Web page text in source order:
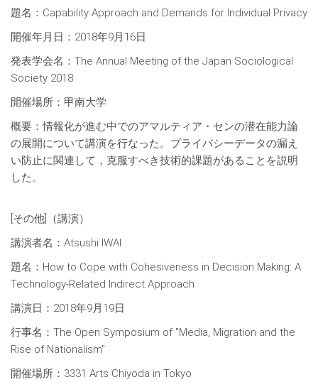
題名：Capability Approach and Demands for Individual Privacy
開催年月日：2018年9月16日
発表学会名：The Annual Meeting of the Japan Sociological
Society 2018
開催場所：甲南大学
概要：情報化が進む中でのアマルティア・センの潜在能力論
の展開について講演を行なった。プライバシーデータの漏え
い防止に関連して，克服すべき技術的課題があることを説明
した。
[その他]（講演）
講演者名：Atsushi IWAI
題名：How to Cope with Cohesiveness in Decision Making: A
Technology-Related Indirect Approach
講演日：2018年9月19日
行事名：The Open Symposium of "Media, Migration and the
Rise of Nationalism"
開催場所：3331 Arts Chiyoda in Tokyo